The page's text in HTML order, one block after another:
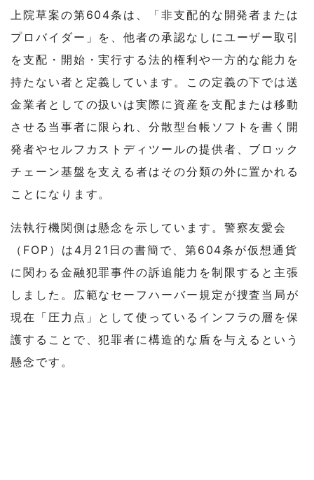
上院草案の第604条は、「非支配的な開発者または
プロバイダー」を、他者の承認なしにユーザー取引
を支配・開始・実行する法的権利や一方的な能力を
持たない者と定義しています。この定義の下では送
金業者としての扱いは実際に資産を支配または移動
させる当事者に限られ、分散型台帳ソフトを書く開
発者やセルフカストディツールの提供者、ブロック
チェーン基盤を支える者はその分類の外に置かれる
ことになります。
法執行機関側は懸念を示しています。警察友愛会
（FOP）は4月21日の書簡で、第604条が仮想通貨
に関わる金融犯罪事件の訴追能力を制限すると主張
しました。広範なセーフハーバー規定が捜査当局が
現在「圧力点」として使っているインフラの層を保
護することで、犯罪者に構造的な盾を与えるという
懸念です。